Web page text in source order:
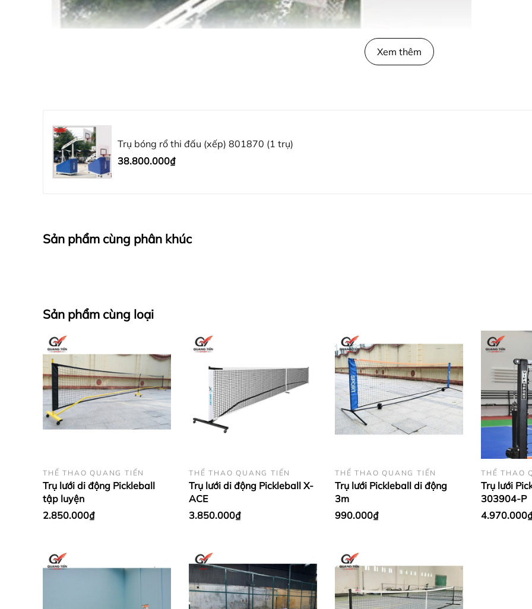
Khoảng cách từ chântrụ bóng rổ
giúp di chuyển khi sử dụng hay cất giữ thật dễ dàng.
Chơi bóng rổ mang lại những lợi ích gì?
Khi chơi bóng rổ toàn bộ cơ bắp đều được vận động giúp các khớp xương được dẻo dai hơn, cơ thể săn chắc
thao bóng rổ được đưa vào hầu hết các trường học tại Việt Nam để giúp rèn luyện sức khỏe cho các học sinh,
Chơi bóng rổ mang lại cho bạn sức khỏe tốt
Một điều ai cũng nhận thấy được đó là bóng rổ mang lại cho người chơi sự dẻo dai, hoạt bát, nhanh nhẹn, kĩ
chơi bóng rổ thường xuyên thì khả năng chịu đựng va chạm của bạn sẽ tốt dần lên, thân hình trở nên cứng
nhanh nhẹn.
Xem thêm
Trụ bóng rổ thi đấu (xếp) 801870 (1 trụ)
38.800.000₫
Sản phẩm cùng phân khúc
Sản phẩm cùng loại
THỂ THAO QUANG TIẾN
Trụ lưới di động Pickleball
tập luyện
2.850.000₫
THỂ THAO QUANG TIẾN
Trụ lưới di động Pickleball X-
ACE
3.850.000₫
THỂ THAO QUANG TIẾN
Trụ lưới Pickleball di động
3m
990.000₫
THỂ THAO
Trụ lưới
303904-P